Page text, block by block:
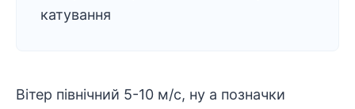
катування
Вітер північний 5-10 м/с, ну а позначки